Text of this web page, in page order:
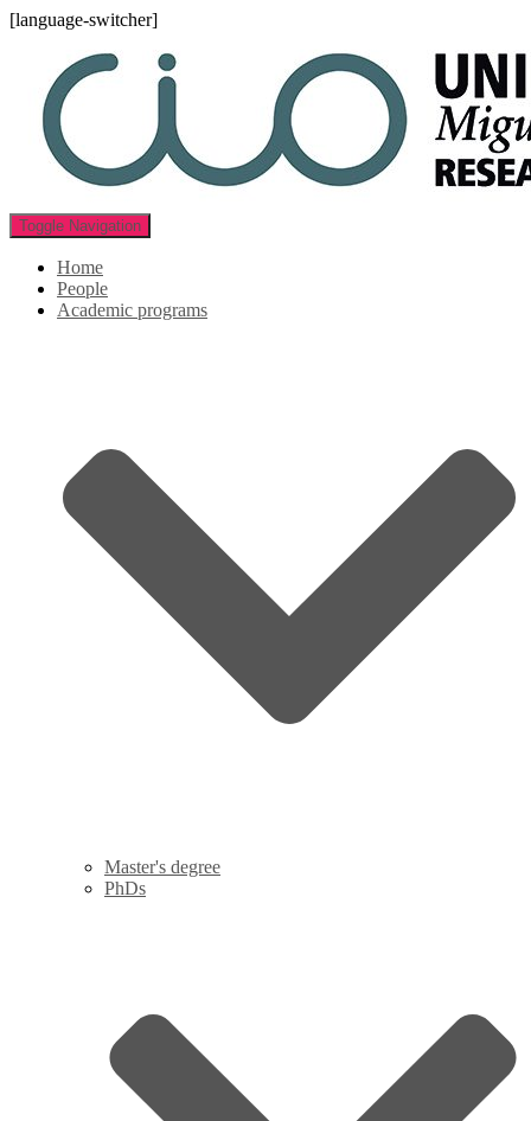
[language-switcher]
Toggle Navigation
Home
People
Academic programs
Master's degree
PhDs